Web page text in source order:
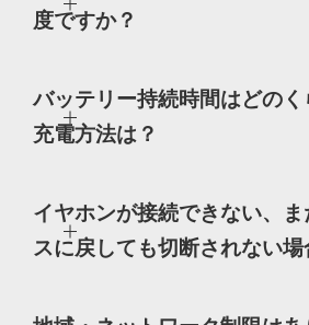
度ですか？
バッテリー持続時間はどのく
充電方法は？
イヤホンが接続できない、
スに戻しても切断されない